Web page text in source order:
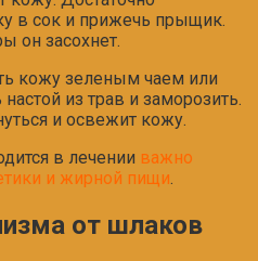
в сок и прижечь прыщик.
он засохнет.
кожу зеленым чаем или
из трав и заморозить.
и освежит кожу.
в лечении важно
и жирной пищи.
от шлаков